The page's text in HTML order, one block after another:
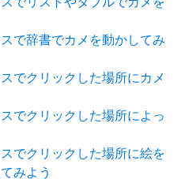
で辞書でカメを動かしてみ
でクリックした場所にカメ
でクリックした場所によっ
でクリックした場所に絵を
みよう